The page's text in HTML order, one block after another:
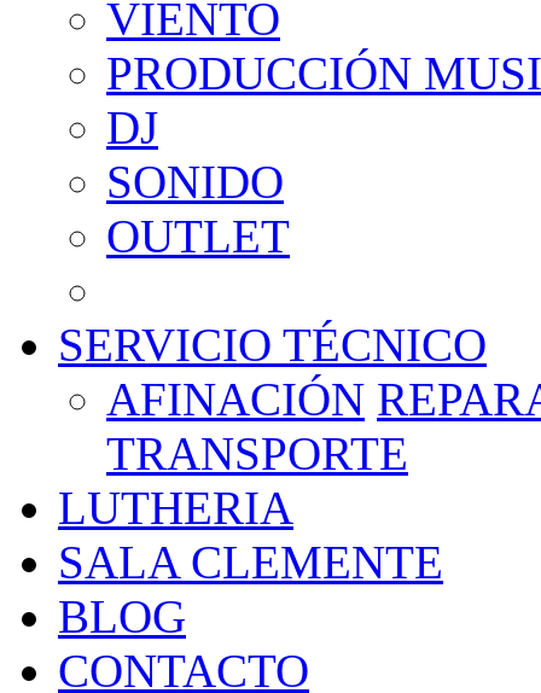
VIENTO
PRODUCCIÓN
DJ
SONIDO
OUTLET
SERVICIO TÉCNICO
AFINACIÓN
TRANSPORTE
LUTHERIA
SALA CLEMENTE
BLOG
CONTACTO